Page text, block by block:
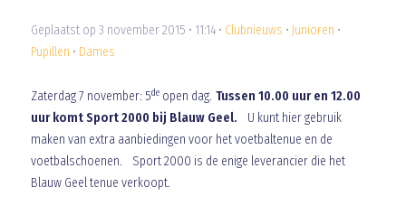
Geplaatst op 3 november 2015 • 11:14 • Clubnieuws • Junioren •
Pupillen • Dames
Zaterdag 7 november: 5deopen dag. Tussen 10.00 uur en 12.00
uur komt Sport 2000 bij Blauw Geel.
U kunt hier gebruik
maken van extra aanbiedingen voor het voetbaltenue en de
voetbalschoenen. Sport 2000 is de enige leverancier die het
Blauw Geel tenue verkoopt.